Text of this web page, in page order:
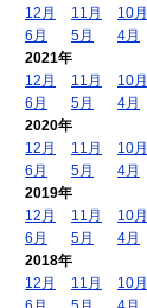
12月
11月 10月
6月
5月 4月
2021年
12月
11月 10月
6月
5月 4月
2020年
12月
11月 10月
6月
5月 4月
2019年
12月
11月 10月
6月
5月 4月
2018年
12月
11月 10月